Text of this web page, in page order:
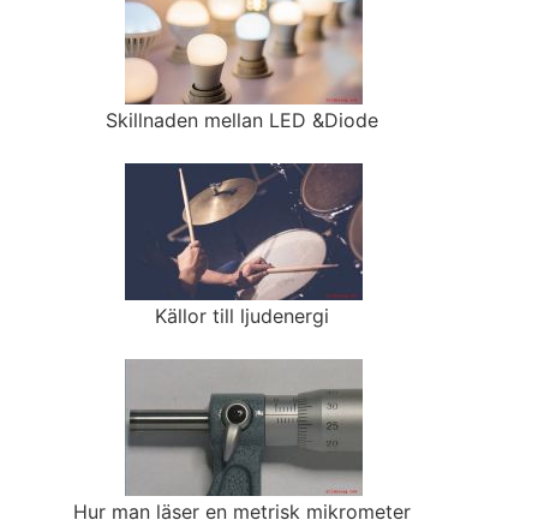
Skillnaden mellan LED &Diode
Källor till ljudenergi
Hur man läser en metrisk mikrometer